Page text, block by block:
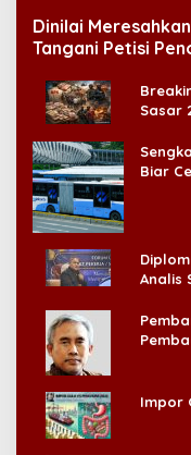
Dinilai
Tangani Petisi
Sasar
Biar
Analis
Impor